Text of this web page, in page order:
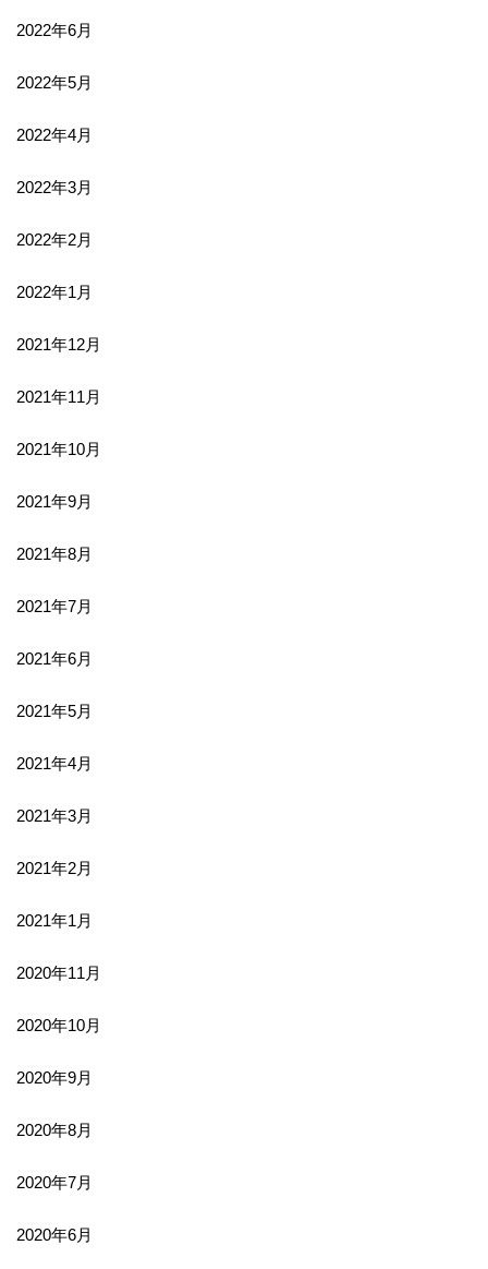
2022年6月
2022年5月
2022年4月
2022年3月
2022年2月
2022年1月
2021年12月
2021年11月
2021年10月
2021年9月
2021年8月
2021年7月
2021年6月
2021年5月
2021年4月
2021年3月
2021年2月
2021年1月
2020年11月
2020年10月
2020年9月
2020年8月
2020年7月
2020年6月